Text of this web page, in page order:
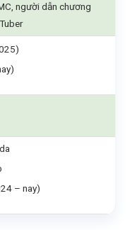
người dẫn chương
– nay)